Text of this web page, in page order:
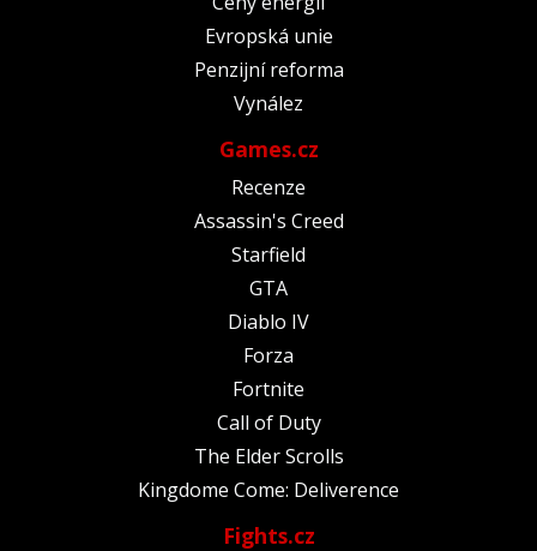
Evropská unie
Penzijní reforma
Vynález
Games.cz
Recenze
Assassin's Creed
Starfield
GTA
Diablo IV
Forza
Fortnite
Call of Duty
The Elder Scrolls
Kingdome Come: Deliverence
Fights.cz